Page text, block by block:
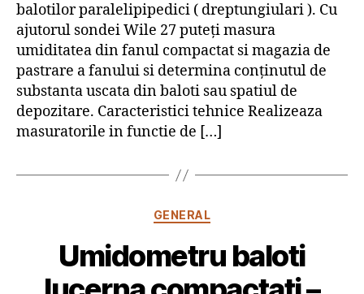
balotilor paralelipipedici ( dreptungiulari ). Cu
ajutorul sondei Wile 27 puteţi masura
umiditatea din fanul compactat si magazia de
pastrare a fanului si determina conţinutul de
substanta uscata din baloti sau spatiul de
depozitare. Caracteristici tehnice Realizeaza
masuratorile in functie de […]
Categorii
GENERAL
Umidometru baloti